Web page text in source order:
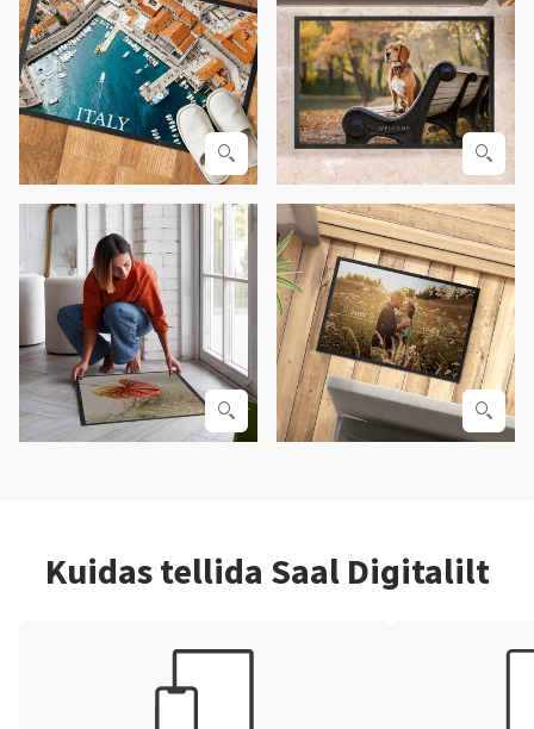
Kuidas tellida Saal Digitalilt